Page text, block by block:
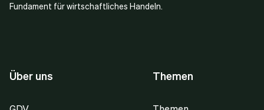
Fundament für wirtschaftliches Handeln.
Über uns Themen